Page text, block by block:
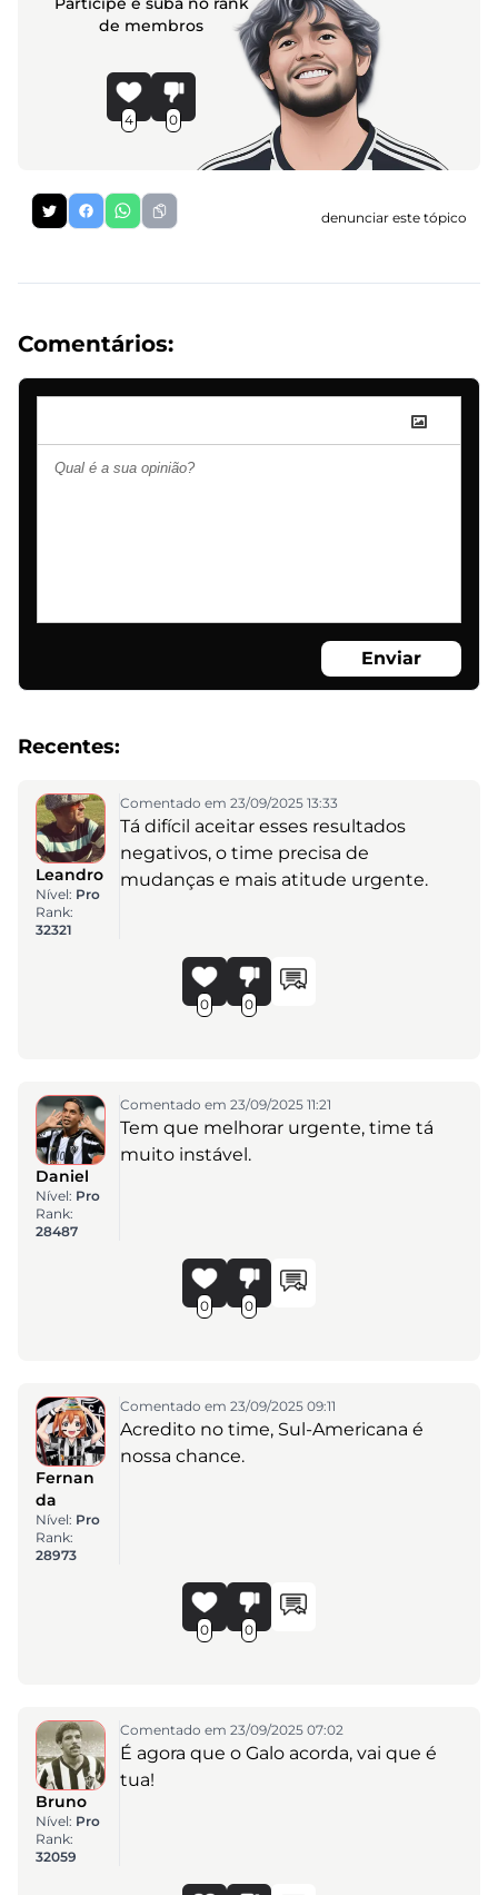
de membros
4 0
denunciar este tópico
Comentários:
Enviar
Recentes:
Leandro
Nível: Pro
Rank:
32321
Comentado em 23/09/2025 13:33
Tá difícil aceitar esses resultados
negativos, o time precisa de
mudanças e mais atitude urgente.
0 0
Daniel
Nível: Pro
Rank:
28487
Comentado em 23/09/2025 11:21
Tem que melhorar urgente, time tá
muito instável.
0 0
Fernan
da
Nível: Pro
Rank:
28973
Comentado em 23/09/2025 09:11
Acredito no time, Sul-Americana é
nossa chance.
0 0
Bruno
Nível: Pro
Rank:
32059
Comentado em 23/09/2025 07:02
É agora que o Galo acorda, vai que é
tua!